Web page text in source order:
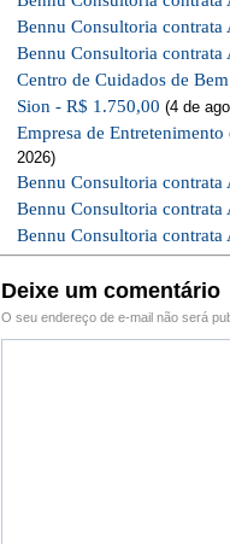
Bennu Consultoria contrata
Bennu Consultoria contrata
Centro de Cuidados de
Sion - R$ 1.750,00 (4 de
Empresa de
2026)
Bennu Consultoria contrata
Bennu Consultoria
Bennu Consultoria
Deixe um comentário
O seu endereço de e-mail não será